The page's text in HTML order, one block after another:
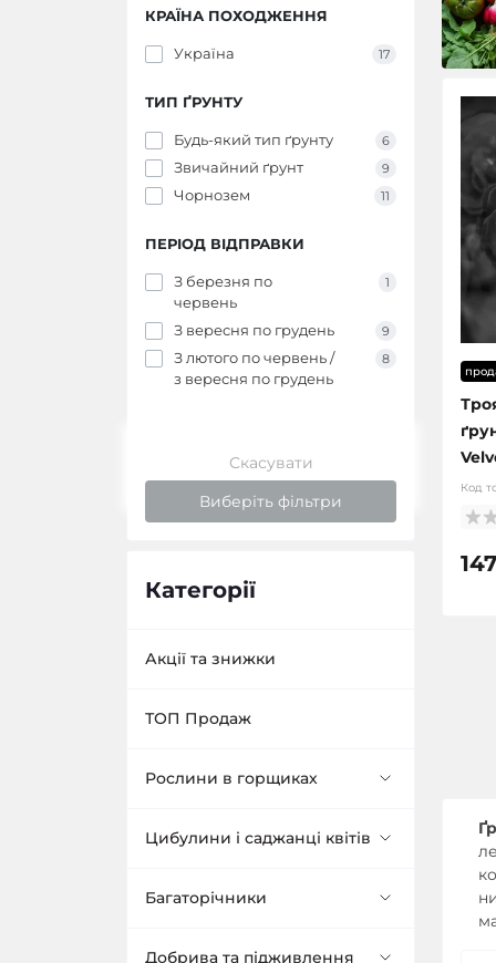
КРАЇНА ПОХОДЖЕННЯ
Україна 17
ТИП ҐРУНТУ
Будь-який тип ґрунту 6
Звичайний ґрунт 9
Чорнозем 11
ПЕРІОД ВІДПРАВКИ
З березня по
червень
1
З вересня по грудень 9
З лютого по червень /
з вересня по грудень
8
Скасувати
Виберіть фільтри
Категорії
Акції та знижки
ТОП Продаж
Рослини в горщиках
Багаторічники в
Цибулини і саджанці квітів
Тюльпани
Багатоквіткові тюльпани
Нарциси
Багаторічники
Гейхера
Добрива та підживлення
Код